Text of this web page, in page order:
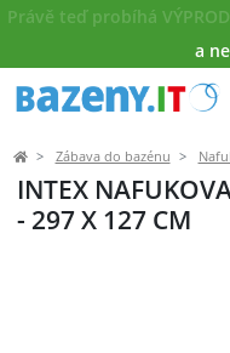
Právě teď probíhá
a
Zábava do bazénu
INTEX
- 297 X 127 CM